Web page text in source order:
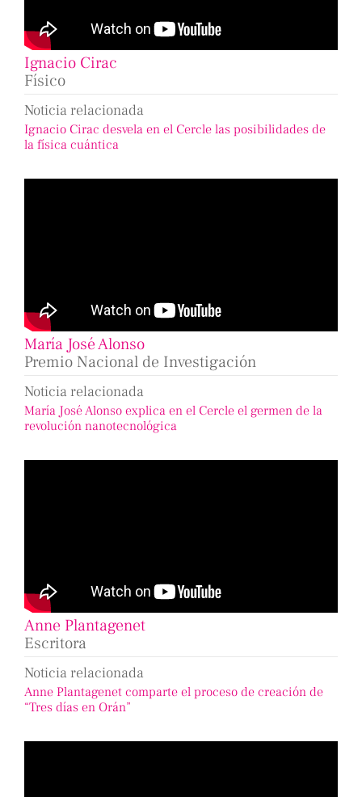
Ignacio Cirac
Físico
Noticia relacionada
Ignacio Cirac desvela en el Cercle las posibilidades de
la física cuántica
María José Alonso
Premio Nacional de Investigación
Noticia relacionada
María José Alonso explica en el Cercle el germen de la
revolución nanotecnológica
Anne Plantagenet
Escritora
Noticia relacionada
Anne Plantagenet comparte el proceso de creación de
“Tres días en Orán”